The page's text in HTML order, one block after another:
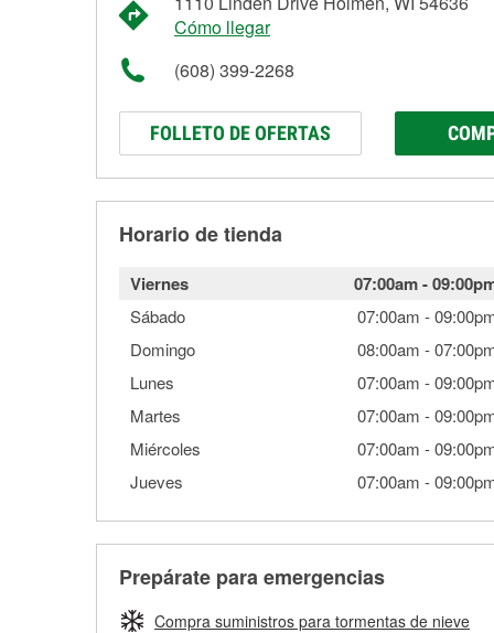
Cómo llegar
(608) 399-2268
FOLLETO DE OFERTAS
Horario de tienda
Viernes 07:00am-
Sábado 07:00am -
Domingo
08:00am -
Lunes
07:00am -
Martes
07:00am -
Miércoles
07:00am -
Jueves
07:00am -
Prepárate para emergencias
Compra suministros para tormentas de nieve